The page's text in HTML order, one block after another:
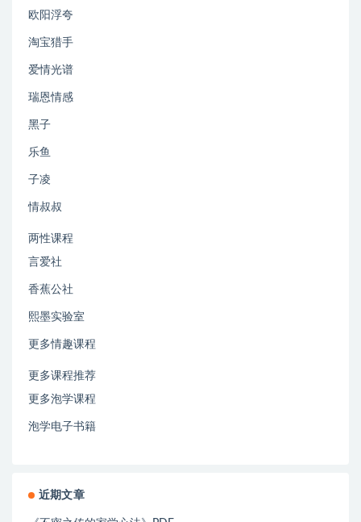
欧阳浮夸
淘宝猎手
爱情光谱
瑞恩情感
黑子
乐鱼
子凌
情叔叔
两性课程
言爱社
香蕉公社
熙墨实验室
更多情趣课程
更多课程推荐
更多泡学课程
泡学电子书籍
近期文章